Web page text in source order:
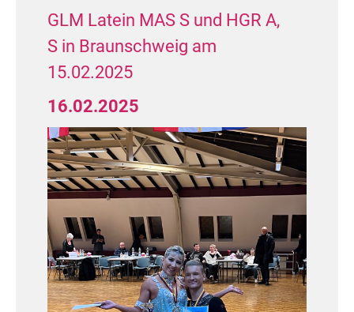
GLM Latein MAS S und HGR A,
S in Braunschweig am
15.02.2025
16.02.2025